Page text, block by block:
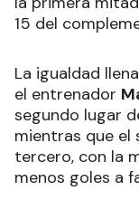
15 del
La igualdad
el entrenador
segundo lugar
mientras que el
tercero, con la
menos goles a